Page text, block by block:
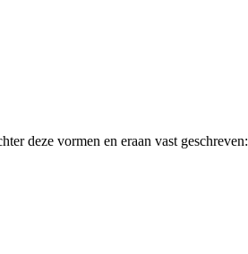
deze vormen en eraan vast geschreven: